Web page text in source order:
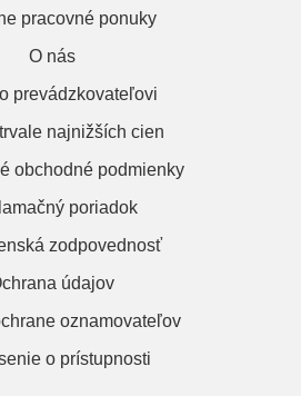
pracovné ponuky
O nás
prevádzkovateľovi
najnižších cien
obchodné podmienky
poriadok
zodpovednosť
údajov
oznamovateľov
o prístupnosti